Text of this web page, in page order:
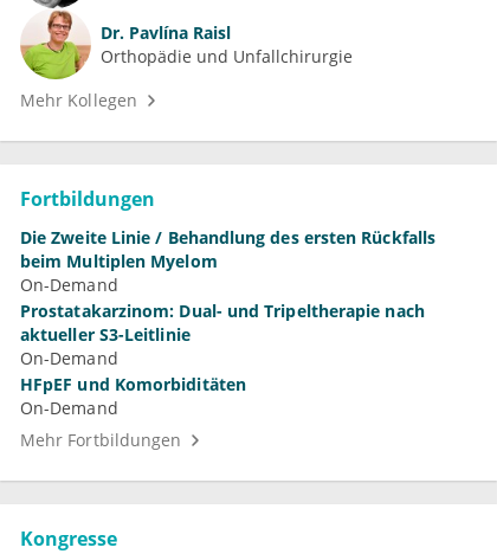
Dr. Pavlína Raisl
Orthopädie und Unfallchirurgie
Mehr Kollegen
Fortbildungen
Die Zweite Linie / Behandlung des ersten Rückfalls
beim Multiplen Myelom
On-Demand
Prostatakarzinom: Dual- und Tripeltherapie nach
aktueller S3-Leitlinie
On-Demand
HFpEF und Komorbiditäten
On-Demand
Mehr Fortbildungen
Kongresse